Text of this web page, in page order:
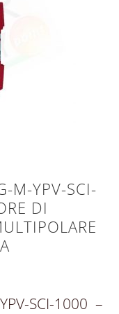
M-YPV-SCI-
DI
SCI-1000 –